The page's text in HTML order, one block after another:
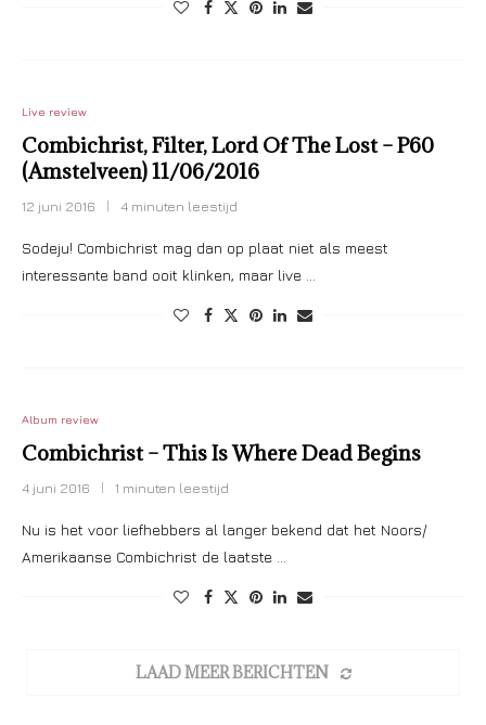
Live review
Combichrist, Filter, Lord Of The Lost – P60
(Amstelveen) 11/06/2016
12 juni 2016 4 minuten leestijd
Sodeju! Combichrist mag dan op plaat niet als meest
interessante band ooit klinken, maar live …
Album review
Combichrist – This Is Where Dead Begins
4 juni 2016 1 minuten leestijd
Nu is het voor liefhebbers al langer bekend dat het Noors/
Amerikaanse Combichrist de laatste …
LAAD MEER BERICHTEN